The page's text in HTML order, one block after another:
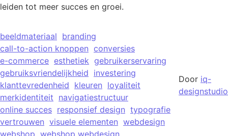
leiden tot meer succes en groei.
beeldmateriaal branding
call-to-action knoppen conversies
e-commerce esthetiek gebruikerservaring
gebruiksvriendelijkheid investering
klanttevredenheid kleuren loyaliteit
merkidentiteit navigatiestructuur
online succes responsief design typografie
vertrouwen visuele elementen webdesign
Door iq-
designstudio